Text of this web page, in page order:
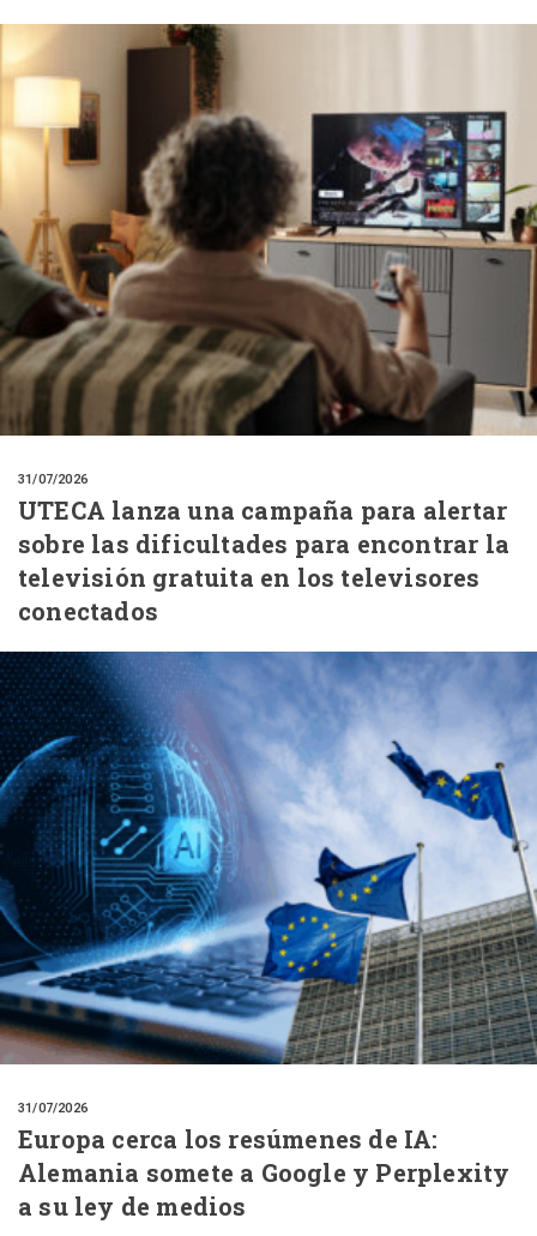
31/07/2026
UTECA lanza una campaña para alertar
sobre las dificultades para encontrar la
televisión gratuita en los televisores
conectados
31/07/2026
Europa cerca los resúmenes de IA:
Alemania somete a Google y Perplexity
a su ley de medios